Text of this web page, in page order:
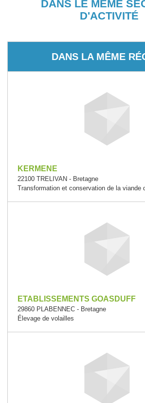
DANS LE MÊME
D'ACTIVITÉ
DANS LA MÊME
KERMENE
22100 TRELIVAN - Bretagne
Transformation et conservation de la viande
ETABLISSEMENTS GOASDUFF
29860 PLABENNEC - Bretagne
Élevage de volailles